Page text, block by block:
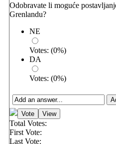
Odobravate li moguće
Grenlandu?
NE
Votes: (0%)
DA
Votes: (0%)
Total Votes:
First Vote:
Last Vote: